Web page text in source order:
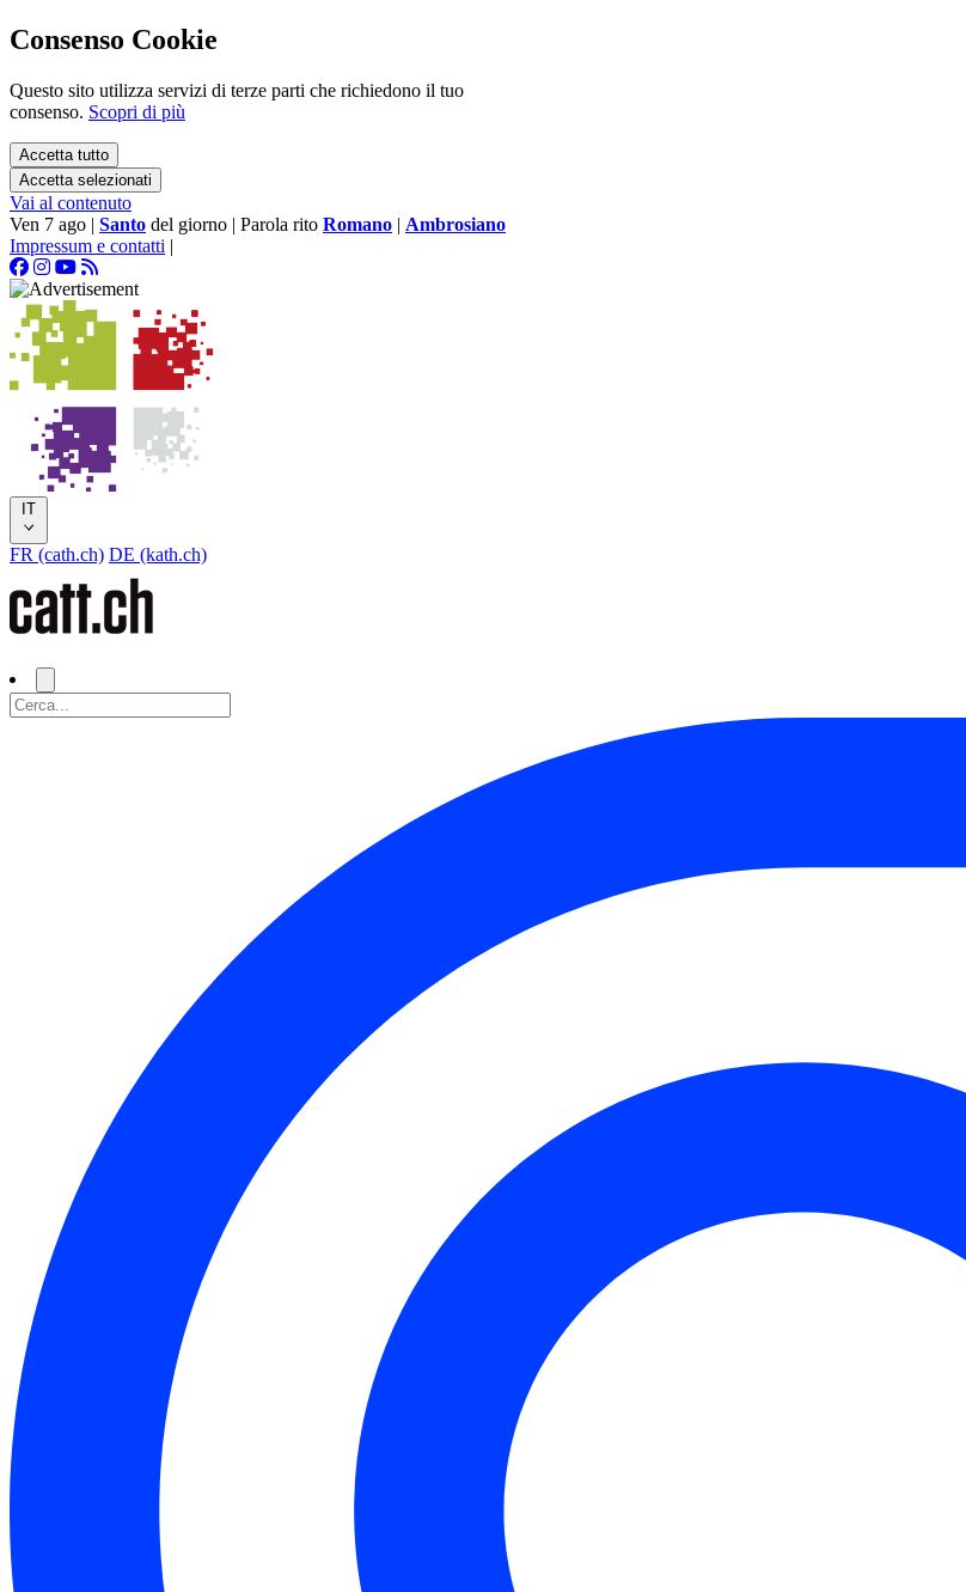
Consenso Cookie
Questo sito utilizza servizi di terze parti che richiedono il tuo
consenso. Scopri di più
Accetta tutto
Accetta selezionati
Vai al contenuto
Ven 7 ago | Santo del giorno | Parola rito Romano | Ambrosiano
Impressum e contatti |
IT
FR (cath.ch) DE (kath.ch)